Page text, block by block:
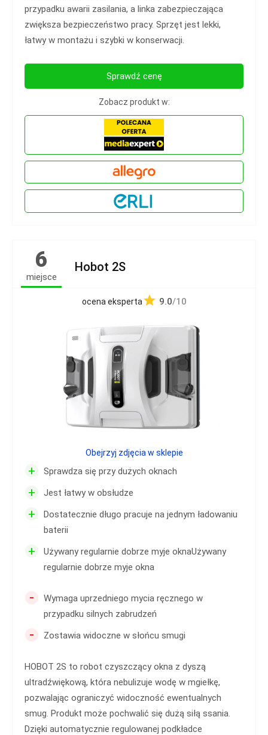
przypadku awarii zasilania, a linka zabezpieczająca
zwiększa bezpieczeństwo pracy. Sprzęt jest lekki,
łatwy w montażu i szybki w konserwacji.
Sprawdź cenę
Zobacz produkt w:
6
miejsce
Hobot 2S
ocena eksperta 9.0/10
+ Sprawdza się przy dużych oknach
+ Jest łatwy w obsłudze
+
Dostatecznie długo pracuje na jednym ładowaniu
baterii
+
Używany regularnie dobrze myje oknaUżywany
regularnie dobrze myje okna
-
Wymaga uprzedniego mycia ręcznego w
przypadku silnych zabrudzeń
- Zostawia widoczne w słońcu smugi
HOBOT 2S to robot czyszczący okna z dyszą
ultradźwiękową, która nebulizuje wodę w mgiełkę,
pozwalając ograniczyć widoczność ewentualnych
smug. Produkt może pochwalić się dużą siłą ssania.
Dzięki automatycznie regulowanej podkładce
Obejrzyj zdjęcia w sklepie